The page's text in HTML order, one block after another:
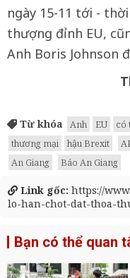
ngày 15-11 tới -
thượng đỉnh EU,
Anh Boris Johnson
Từ khóa Anh EU có
thương mại
hậu Brexit
An Giang
Báo An Giang
Link gốc: https://
lo-han-chot-dat-thoa-
Bạn có thể quan